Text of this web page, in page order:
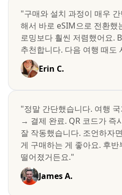
"구매와 설치 과정이 매우
해서 바로 eSIM으로 전환했
로밍보다 훨씬 저렴했어요.
추천합니다. 다음 여행 때도
Erin C.
"정말 간단했습니다. 여행
→ 결제 완료. QR 코드가 즉
잘 작동했습니다. 조언하자
게 구매하는 게 좋아요. 후
떨어졌거든요."
James A.